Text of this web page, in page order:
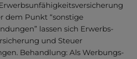
dem Punkt “sonstige
lassen sich Erwerbs­
und Steuer
Behandlung: Als Werbungs­